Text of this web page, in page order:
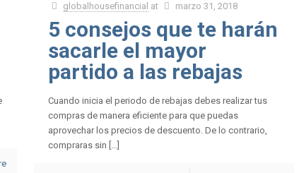
globalhousefinancial at marzo 31, 2018
5 consejos que te harán
sacarle el mayor
partido a las rebajas
Cuando inicia el periodo de rebajas debes realizar tus
compras de manera eficiente para que puedas
aprovechar los precios de descuento. De lo contrario,
compraras sin […]